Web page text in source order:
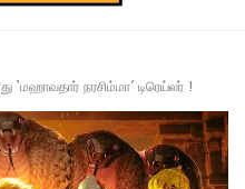
‘மஹாவதார் நரசிம்மா’ டிரெய்லர் !